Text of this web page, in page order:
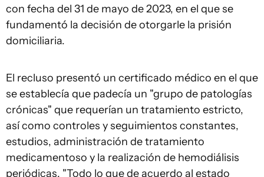
con fecha del 31 de mayo de 2023, en el que se
fundamentó la decisión de otorgarle la prisión
domiciliaria.
El recluso presentó un certificado médico en el que
se establecía que padecía un "grupo de patologías
crónicas" que requerían un tratamiento estricto,
así como controles y seguimientos constantes,
estudios, administración de tratamiento
medicamentoso y la realización de hemodiálisis
periódicas. "Todo lo que de acuerdo al estado